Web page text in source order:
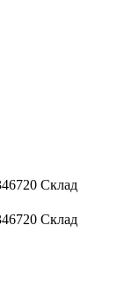
Склад
Склад